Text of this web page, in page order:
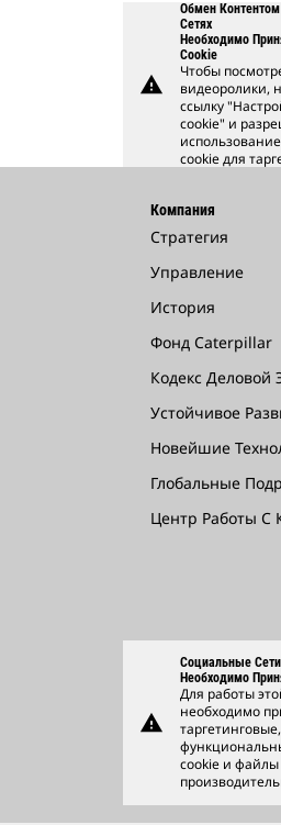
warning
Обмен
Сетях
Необходимо
Cookie
Чтобы
видеоролики,
ссылку
cookie" и
cookie для
Компания
Стратегия
Управление
История
Фонд Caterpillar
Кодекс Деловой
Устойчивое
Новейшие
Глобальные
Центр Работы С
warning
Социальные Сети
Необходимо
Для работы
необходимо
таргетинговые,
cookie и файлы